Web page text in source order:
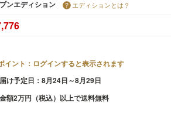
ンエディション エディションとは？
イント：ログインすると表示されます
け予定日：8月24日～8月29日
額2万円（税込）以上で送料無料